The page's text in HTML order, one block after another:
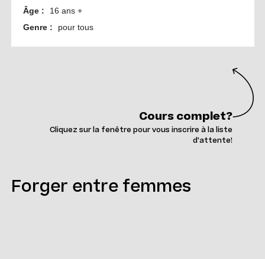
Cours complet?
Cliquez sur la fenêtre pour vous inscrire à la liste
d'attente!
Forger entre femmes